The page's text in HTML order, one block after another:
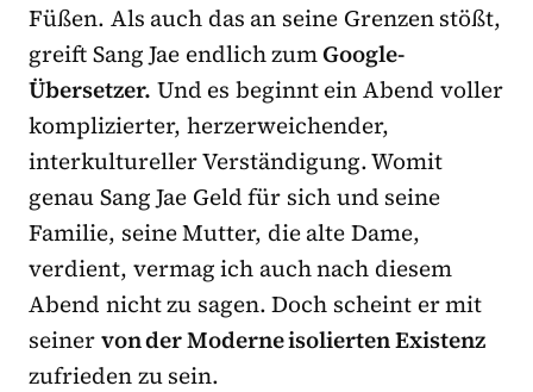
Füßen. Als auch das an seine Grenzen stößt,
greift Sang Jae endlich zumGoogle-
Übersetzer. Und es beginnt ein Abend voller
komplizierter, herzerweichender,
interkultureller Verständigung. Womit
genau Sang Jae Geld für sich und seine
Familie, seine Mutter, die alte Dame,
verdient, vermag ich auch nach diesem
Abend nicht zu sagen. Doch scheint er mit
seinervon der Moderne isolierten Existenz
zufrieden zu sein.